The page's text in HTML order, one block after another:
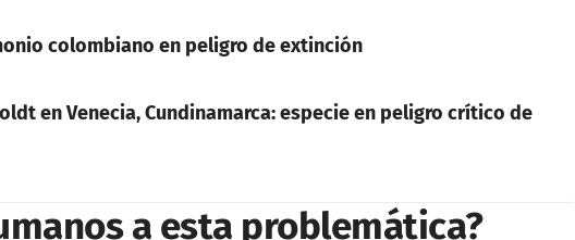
colombiano en peligro de extinción
en Venecia, Cundinamarca: especie en peligro crítico de
a esta problemática?